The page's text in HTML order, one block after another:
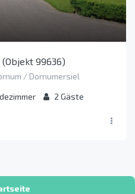
99636)
/ Dornumersiel
2 Gäste